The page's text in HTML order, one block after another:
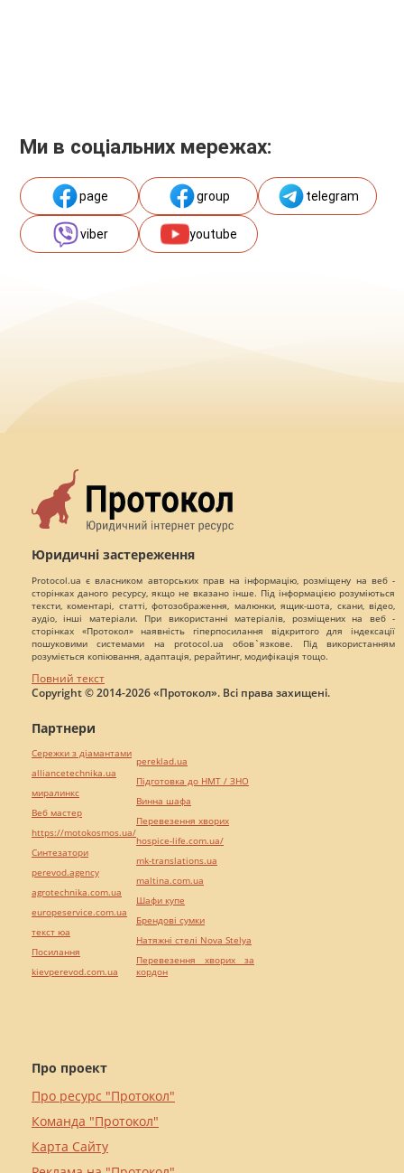
Ми в соціальних мережах:
page group telegram
viber youtube
Юридичні застереження
Protocol.ua є власником авторських прав на інформацію, розміщену на веб -
сторінках даного ресурсу, якщо не вказано інше. Під інформацією розуміються
тексти, коментарі, статті, фотозображення, малюнки, ящик-шота, скани, відео,
аудіо, інші матеріали. При використанні матеріалів, розміщених на веб -
сторінках «Протокол» наявність гіперпосилання відкритого для індексації
пошуковими системами на protocol.ua обов`язкове. Під використанням
розуміється копіювання, адаптація, рерайтинг, модифікація тощо.
Повний текст
Copyright © 2014-2026 «Протокол». Всі права захищені.
Про проект
Про ресурс "Протокол"
Команда "Протокол"
Карта Сайту
Партнери
Сережки з діамантами
alliancetechnika.ua
миралинкс
Веб мастер
https://motokosmos.ua/
Синтезатори
perevod.agency
agrotechnika.com.ua
europeservice.com.ua
текст юа
Посилання
kievperevod.com.ua
pereklad.ua
Підготовка до НМТ / ЗНО
Винна шафа
Перевезення хворих
hospice-life.com.ua/
mk-translations.ua
maltina.com.ua
Шафи купе
Брендові сумки
Натяжні стелі Nova Stelya
Перевезення хворих за
кордон